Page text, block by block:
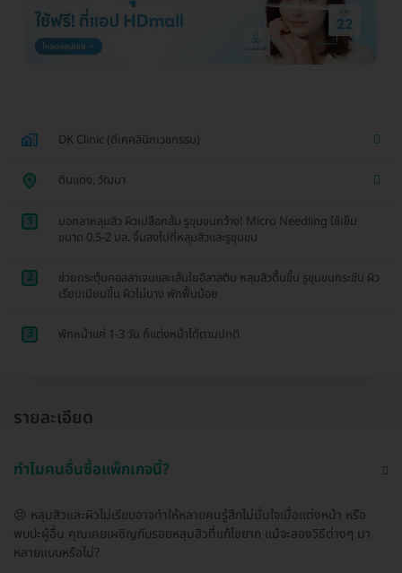
DK Clinic (ดีเคคลินิกเวชกรรม)
ดินแดง, วัฒนา
1
บอกลาหลุมสิว ผิวเปลือกส้ม รูขุมขนกว้าง! Micro Needling ใช้เข็ม
ขนาด 0.5-2 มล. จิ้มลงไปที่หลุมสิวและรูขุมขน
2
ช่วยกระตุ้นคอลลาเจนและเส้นใยอีลาสติน หลุมสิวตื้นขึ้น รูขุมขนกระชับ ผิว
เรียบเนียนขึ้น ผิวไม่บาง พักฟื้นน้อย
3 พักหน้าแค่ 1-3 วัน ก็แต่งหน้าได้ตามปกติ
รายละเอียด
ทำไมคนอื่นซื้อแพ็กเกจนี้?
😣 หลุมสิวและผิวไม่เรียบอาจทำให้หลายคนรู้สึกไม่มั่นใจเมื่อแต่งหน้า หรือ
พบปะผู้อื่น คุณเคยเผชิญกับรอยหลุมสิวที่แก้ไขยาก แม้จะลองวิธีต่างๆ มา
หลายแบบหรือไม่?